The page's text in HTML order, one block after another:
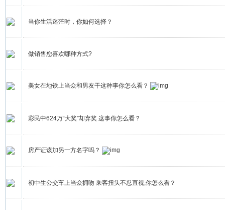
当你生活迷茫时，你如何选择？
做销售您喜欢哪种方式?
美女在地铁上当众和男友干这种事你怎么看？
彩民中624万“大奖”却弃奖 这事你怎么看？
房产证该加另一方名字吗？
初中生公交车上当众拥吻 乘客扭头不忍直视,你怎么看？